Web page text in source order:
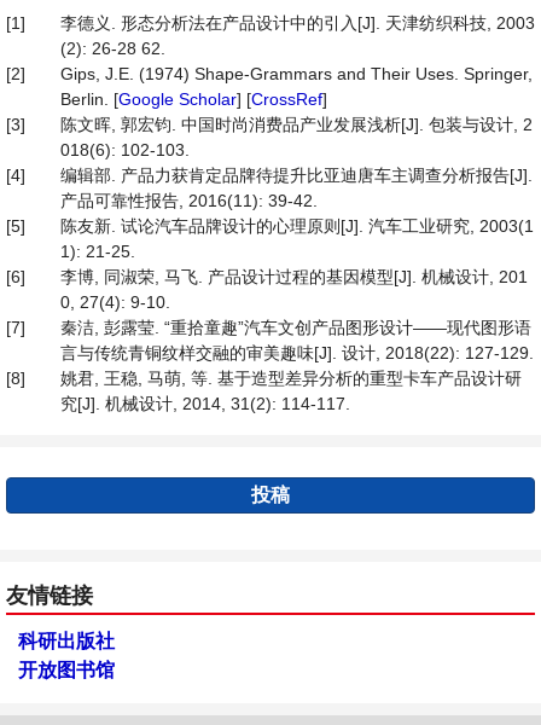
[1]
李德义. 形态分析法在产品设计中的引入[J]. 天津纺织科技, 2003
(2): 26-28 62.
[2]
Gips, J.E. (1974) Shape-Grammars and Their Uses. Springer,
Berlin. [Google Scholar] [CrossRef]
[3]
陈文晖, 郭宏钧. 中国时尚消费品产业发展浅析[J]. 包装与设计, 2
018(6): 102-103.
[4]
编辑部. 产品力获肯定品牌待提升比亚迪唐车主调查分析报告[J].
产品可靠性报告, 2016(11): 39-42.
[5]
陈友新. 试论汽车品牌设计的心理原则[J]. 汽车工业研究, 2003(1
1): 21-25.
[6]
李博, 同淑荣, 马飞. 产品设计过程的基因模型[J]. 机械设计, 201
0, 27(4): 9-10.
[7]
秦洁, 彭露莹. “重拾童趣”汽车文创产品图形设计——现代图形语
言与传统青铜纹样交融的审美趣味[J]. 设计, 2018(22): 127-129.
[8]
姚君, 王稳, 马萌, 等. 基于造型差异分析的重型卡车产品设计研
究[J]. 机械设计, 2014, 31(2): 114-117.
投稿
友情链接
科研出版社
开放图书馆